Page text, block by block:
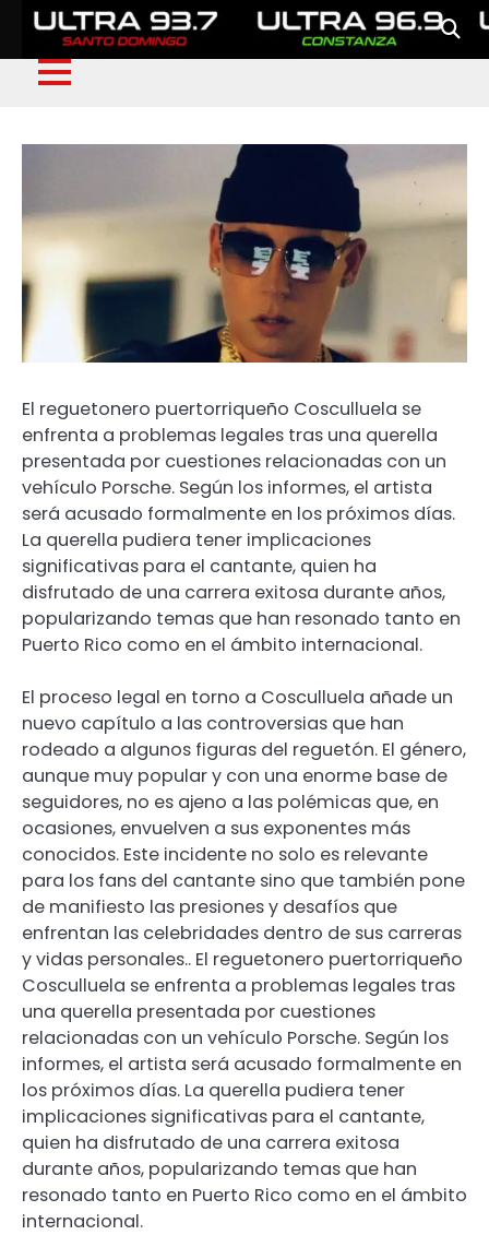
El reguetonero puertorriqueño Cosculluela se
enfrenta a problemas legales tras una querella
presentada por cuestiones relacionadas con un
vehículo Porsche. Según los informes, el artista
será acusado formalmente en los próximos días.
La querella pudiera tener implicaciones
significativas para el cantante, quien ha
disfrutado de una carrera exitosa durante años,
popularizando temas que han resonado tanto en
Puerto Rico como en el ámbito internacional.
El proceso legal en torno a Cosculluela añade un
nuevo capítulo a las controversias que han
rodeado a algunos figuras del reguetón. El género,
aunque muy popular y con una enorme base de
seguidores, no es ajeno a las polémicas que, en
ocasiones, envuelven a sus exponentes más
conocidos. Este incidente no solo es relevante
para los fans del cantante sino que también pone
de manifiesto las presiones y desafíos que
enfrentan las celebridades dentro de sus carreras
y vidas personales.. El reguetonero puertorriqueño
Cosculluela se enfrenta a problemas legales tras
una querella presentada por cuestiones
relacionadas con un vehículo Porsche. Según los
informes, el artista será acusado formalmente en
los próximos días. La querella pudiera tener
implicaciones significativas para el cantante,
quien ha disfrutado de una carrera exitosa
durante años, popularizando temas que han
resonado tanto en Puerto Rico como en el ámbito
internacional.